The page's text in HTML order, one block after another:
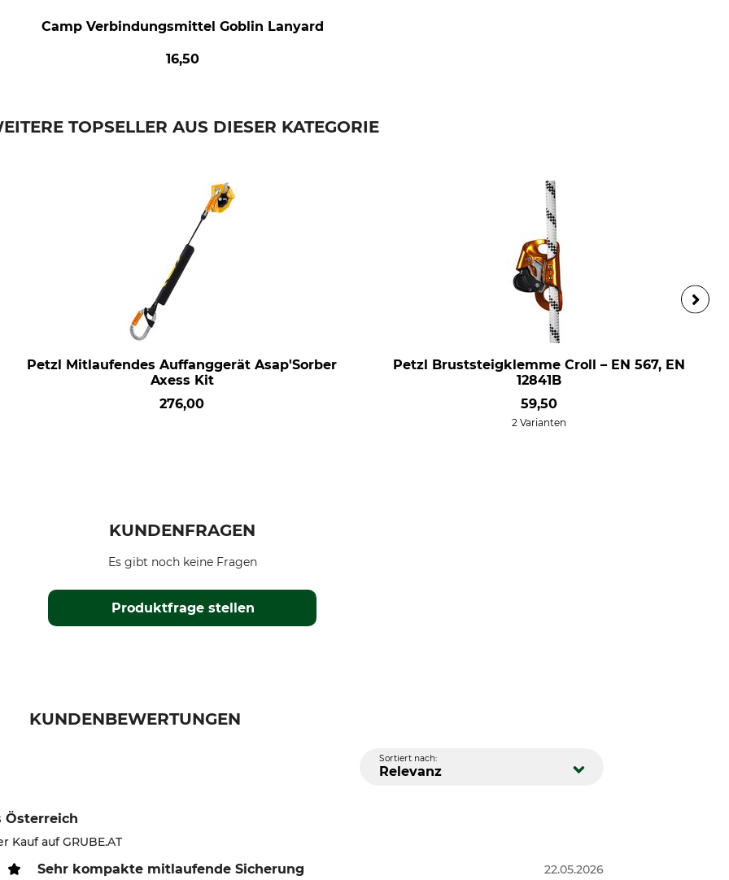
Camp Verbindungsmittel Goblin Lanyard
16,50
TOPSELLER AUS DIESER KATEGORIE
Petzl Mitlaufendes Auffanggerät Asap'Sorber
Axess Kit
276,00
Petzl Bruststeigklemme Croll – EN 567, EN
12841B
59,50
2 Varianten
KUNDENFRAGEN
Produktfrage stellen
Es gibt noch keine Fragen
KUNDENBEWERTUNGEN
Sortiert nach:
Relevanz
Österreich
Kauf auf GRUBE.AT
Sehr kompakte mitlaufende Sicherung 22.05.2026